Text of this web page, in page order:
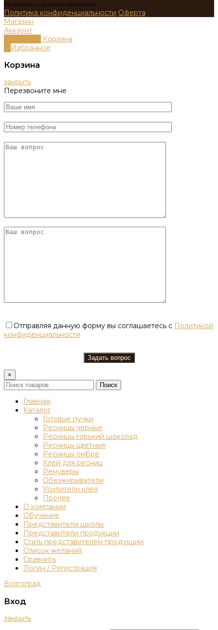
запрещено правообладателем.
Политика конфиденциальности Оферта
Магазин
Аккаунт
Корзина
Избранное
Корзина
закрыть
Перезвоните мне
Отправляя данную форму вы соглашаетесь с Политикой
конфиденциальности
×
Поиск
Главная
Каталог
Готовые пучки
Ресницы черные
Ресницы горький шоколад
Ресницы цветные
Ресницы омбре
Клей для ресниц
Ремуверы
Обезжириватели
Усилители клея
Прочее
О компании
Обучение
Представители школы
Представители продукции
Стать представителем продукции
Список желаний
Сравнить
Логин / Регистрация
Волгоград
Вход
закрыть